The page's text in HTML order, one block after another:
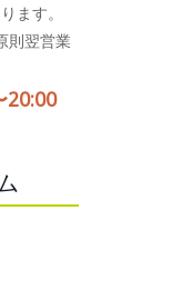
ます。
則翌営業
20:00